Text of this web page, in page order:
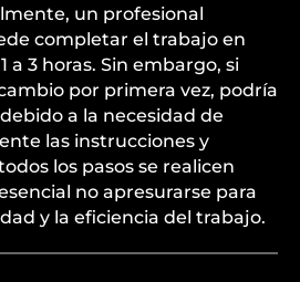
un profesional
completar el trabajo en
3 horas. Sin embargo, si
por primera vez, podría
a la necesidad de
las instrucciones y
los pasos se realicen
no apresurarse para
y la eficiencia del trabajo.